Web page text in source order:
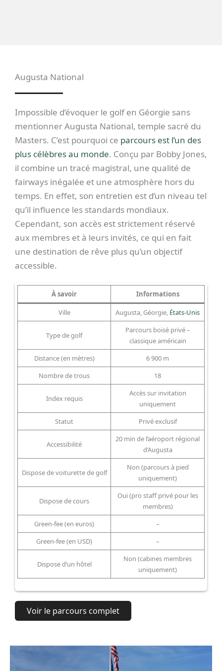
Augusta National
Impossible d’évoquer le golf en Géorgie sans
mentionner Augusta National, temple sacré du
Masters. C’est pourquoi ce parcours est l’un des
plus célèbres au monde. Conçu par Bobby Jones,
il combine un tracé magistral, une qualité de
fairways inégalée et une atmosphère hors du
temps. En effet, son entretien est d’un niveau tel
qu’il influence les standards mondiaux.
Cependant, son accès est strictement réservé
aux membres et à leurs invités, ce qui en fait
une destination de rêve plus qu’un objectif
accessible.
À savoir Informations
Ville Augusta, Géorgie, États-Unis
Type de golf
Parcours boisé privé –
classique américain
Distance (en mètres)
6 900 m
Nombre de trous
18
Index requis
Accès sur invitation
uniquement
Statut
Privé exclusif
Accessibilité
20 min de l’aéroport régional
d’Augusta
Dispose de voiturette de golf
Non (parcours à pied
uniquement)
Dispose de cours
Oui (pro staff privé pour les
membres)
Green-fee (en euros)
–
Green-fee (en USD)
–
Dispose d’un hôtel
Non (cabines membres
uniquement)
Voir le parcours complet